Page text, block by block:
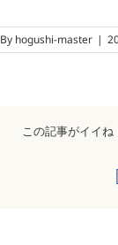
By hogushi-master |
この記事がイイ